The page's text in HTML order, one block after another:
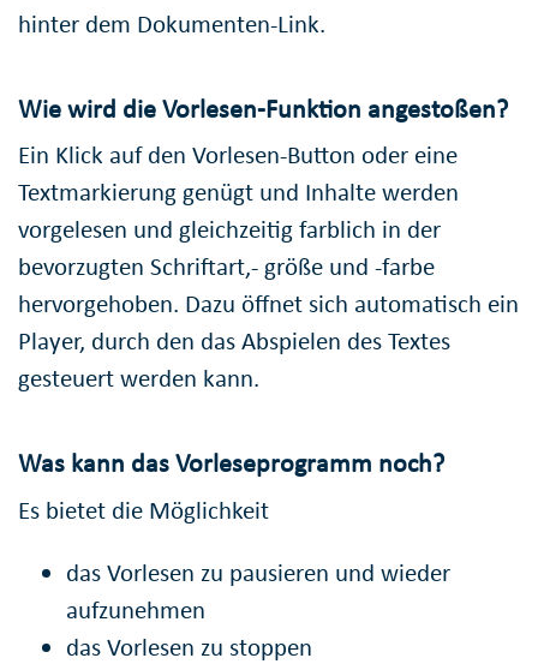
hinter dem Dokumenten-Link.
Wie wird die Vorlesen-Funktion angestoßen?
Ein Klick auf den Vorlesen-Button oder eine
Textmarkierung genügt und Inhalte werden
vorgelesen und gleichzeitig farblich in der
bevorzugten Schriftart,- größe und -farbe
hervorgehoben. Dazu öffnet sich automatisch ein
Player, durch den das Abspielen des Textes
gesteuert werden kann.
Was kann das Vorleseprogramm noch?
Es bietet die Möglichkeit
das Vorlesen zu pausieren und wieder
aufzunehmen
das Vorlesen zu stoppen